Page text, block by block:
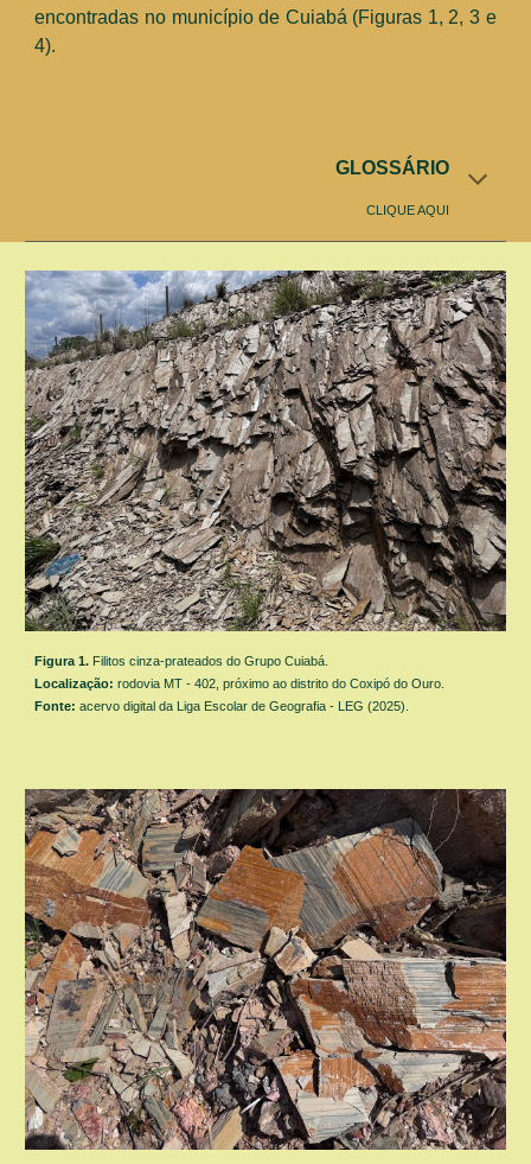
encontradas no município de Cuiabá (Figuras 1, 2, 3 e
4).
GLOSSÁRIO
CLIQUE AQUI
Figura 1. Filitos cinza-prateadosdo Grupo Cuiabá.
Localização: rodovia MT - 402, próximo ao distrito do Coxipó do Ouro.
Fonte:acervo digital da Liga Escolar de Geografia - LEG (2025).